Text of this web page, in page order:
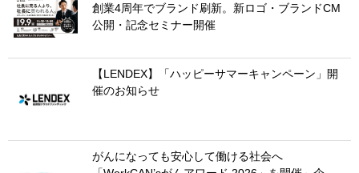
創業4周年でブランド刷新。新ロゴ・ブランドCM
公開・記念セミナー開催
【LENDEX】「ハッピーサマーキャンペーン」開
催のお知らせ
がんになっても安心して働ける社会へ